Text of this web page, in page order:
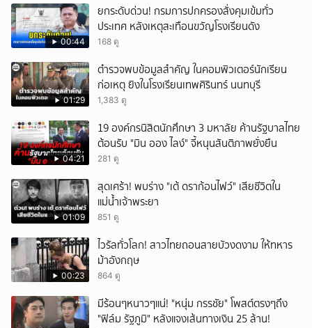
00:44
ยกระดับด่วน! กรมการปกครองสั่งคุมเข้มทั่ว
ประเทศ หลังเหตุสะเทือนขวัญโรงเรียนดัง
168 ดู
01:29
ตำรวจพบข้อมูลสำคัญ ในคอมพิวเตอร์นักเรียน
ก่อเหตุ ยิงในโรงเรียนเทพศิรินทร์ นนทบุรี
1,383 ดู
04:21
19 องค์กรนิสิตนักศึกษา 3 มหาลัย ค้านรัฐบาลไทย
ต้อนรับ "มิน ออง ไลง์" จี้หนุนสันติภาพยั่งยืน
281 ดู
01:09
สุดเศร้า! พบร่าง "เต้ ดราก้อนไฟว์" เสียชีวิตใน
แม่น้ำเจ้าพระยา
851 ดู
00:23
ไวรัลทั่วโลก! สาวไทยถอนสายบัวงดงาม ให้ทหาร
ม้าอังกฤษ
864 ดู
มีร้อนๆหนาวๆแน่! "หนุ่ม กรรชัย" โพสต์ตรงๆถึง
"ฟิล์ม รัฐภูมิ" หลังแจงเส้นทางเงิน 25 ล้าน!